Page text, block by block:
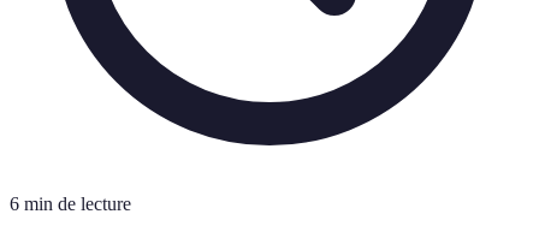
6 min de lecture